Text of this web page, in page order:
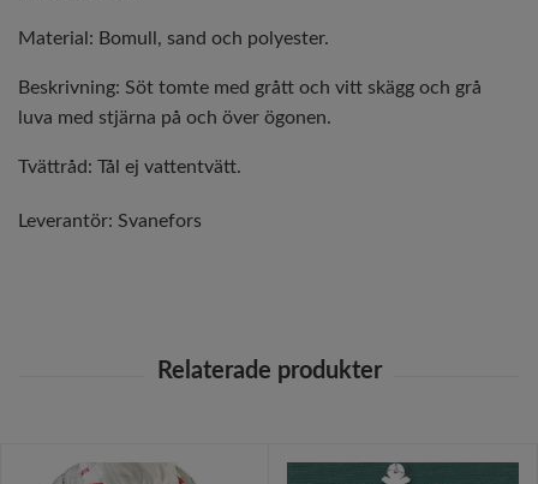
Material: Bomull, sand och polyester.
Beskrivning: Söt tomte med grått och vitt skägg och grå
luva med stjärna på och över ögonen.
Tvättråd: Tål ej vattentvätt.
Leverantör: Svanefors